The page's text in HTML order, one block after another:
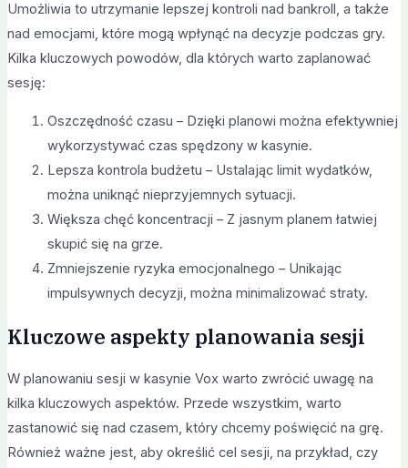
Umożliwia to utrzymanie lepszej kontroli nad bankroll, a także
nad emocjami, które mogą wpłynąć na decyzje podczas gry.
Kilka kluczowych powodów, dla których warto zaplanować
sesję:
Oszczędność czasu – Dzięki planowi można efektywniej
wykorzystywać czas spędzony w kasynie.
Lepsza kontrola budżetu – Ustalając limit wydatków,
można uniknąć nieprzyjemnych sytuacji.
Większa chęć koncentracji – Z jasnym planem łatwiej
skupić się na grze.
Zmniejszenie ryzyka emocjonalnego – Unikając
impulsywnych decyzji, można minimalizować straty.
Kluczowe aspekty planowania sesji
W planowaniu sesji w kasynie Vox warto zwrócić uwagę na
kilka kluczowych aspektów. Przede wszystkim, warto
zastanowić się nad czasem, który chcemy poświęcić na grę.
Również ważne jest, aby określić cel sesji, na przykład, czy